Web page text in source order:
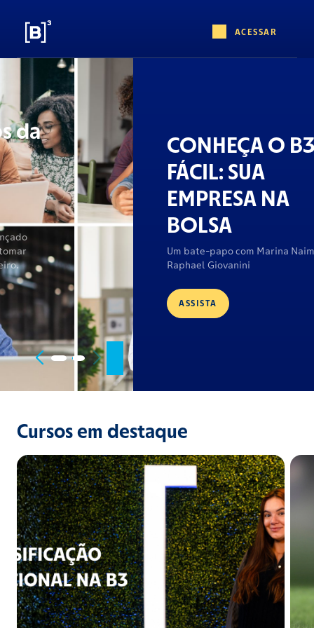
ACESSAR
CONHEÇA O B3
FÁCIL: SUA
EMPRESA NA
BOLSA
Um bate-papo com Marina Naime e
Raphael Giovanini
ASSISTA
Cursos em destaque